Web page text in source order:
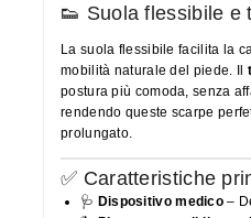
👟 Suola flessibile e
La suola flessibile facilita la
mobilità naturale del piede. Il
postura più comoda, senza
rendendo queste scarpe
prolungato.
✅ Caratteristiche
🩺 Dispositivo medico –